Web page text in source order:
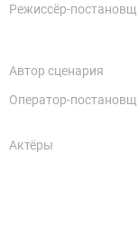
Режиссёр-
Автор сценария
Оператор-
Актёры